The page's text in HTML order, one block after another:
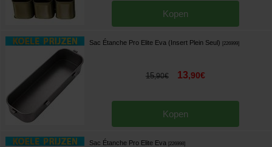
Kopen
Sac Étanche Pro Elite Eva (Insert Plein Seul) [226999]
15,90€ 13,90€
Kopen
Sac Étanche Pro Elite Eva [226998]